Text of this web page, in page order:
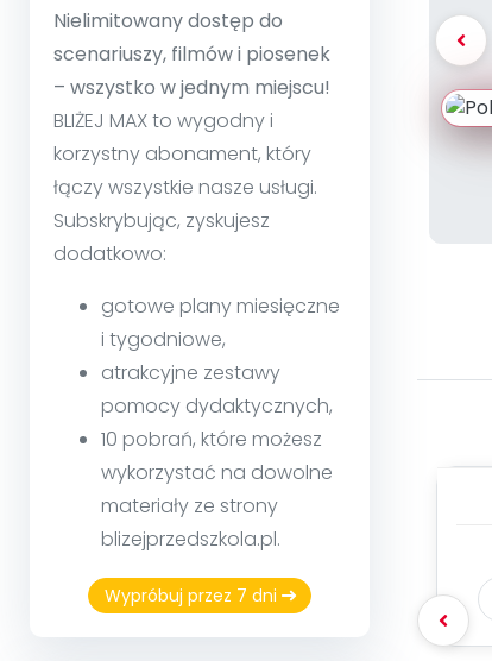
Nielimitowany dostęp do
scenariuszy, filmów i piosenek
– wszystko w jednym miejscu!
BLIŻEJ MAX to wygodny i
korzystny abonament, który
łączy wszystkie nasze usługi.
Subskrybując, zyskujesz
dodatkowo:
gotowe plany miesięczne
i tygodniowe,
atrakcyjne zestawy
pomocy dydaktycznych,
10 pobrań, które możesz
wykorzystać na dowolne
materiały ze strony
blizejprzedszkola.pl.
Wypróbuj przez 7 dni